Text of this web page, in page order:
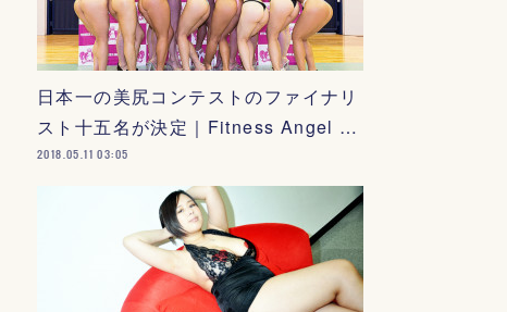
日本一の美尻コンテストのファイナリ
スト十五名が決定｜Fitness Angel …
2018.05.11 03:05